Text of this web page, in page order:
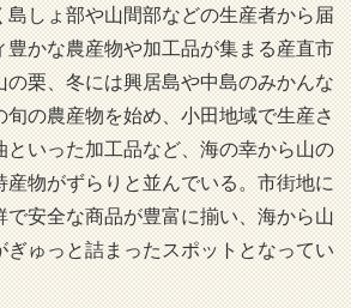
島しょ部や山間部などの生産者から届
豊かな農産物や加工品が集まる産直市
の栗、冬には興居島や中島のみかんな
旬の農産物を始め、小田地域で生産さ
といった加工品など、海の幸から山の
産物がずらりと並んでいる。市街地に
で安全な商品が豊富に揃い、海から山
ぎゅっと詰まったスポットとなってい